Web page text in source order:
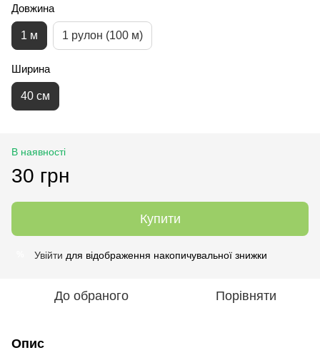
Довжина
1 м 1 рулон (100 м)
Ширина
40 см
В наявності
30 грн
Купити
Увійти для відображення накопичувальної знижки
До обраного Порівняти
Опис